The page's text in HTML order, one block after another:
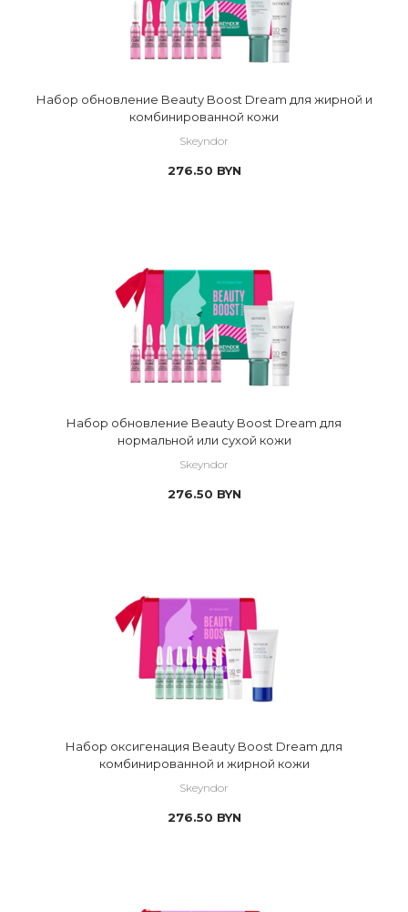
Набор обновление Beauty Boost Dream для жирной и
комбинированной кожи
Skeyndor
276.50 BYN
Набор обновление Beauty Boost Dream для
нормальной или сухой кожи
Skeyndor
276.50 BYN
Набор оксигенация Beauty Boost Dream для
комбинированной и жирной кожи
Skeyndor
276.50 BYN